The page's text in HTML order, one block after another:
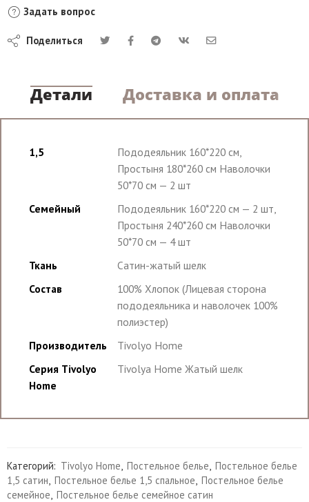
Задать вопрос
Поделиться
Детали Доставка и оплата
1,5
Пододеяльник 160*220 см,
Простыня 180*260 см Наволочки
50*70 см — 2 шт
Семейный
Пододеяльник 160*220 см — 2 шт,
Простыня 240*260 см Наволочки
50*70 см — 4 шт
Ткань
Сатин-жатый шелк
Состав
100% Хлопок (Лицевая сторона
пододеяльника и наволочек 100%
полиэстер)
Производитель
Tivolyo Home
Серия Tivolyo
Home
Tivolya Home Жатый шелк
Категорий: Tivolyo Home, Постельное белье, Постельное белье
1,5 сатин, Постельное белье 1,5 спальное, Постельное белье
семейное, Постельное белье семейное сатин